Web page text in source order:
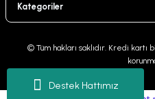
Destek Hattımız
Kategoriler
© Tüm hakları saklıdır. Kredi